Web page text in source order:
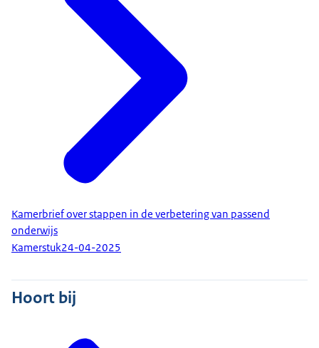
Kamerbrief over stappen in de verbetering van passend
onderwijs
Kamerstuk24-04-2025
Hoort bij